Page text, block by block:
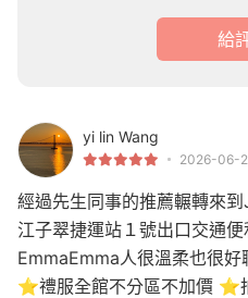
給
yi lin Wang
2026-06-
經過先生同事的推薦輾轉來
江子翠捷運站１號出口交通
EmmaEmma人很溫柔也很好
⭐️禮服全館不分區不加價 ⭐️